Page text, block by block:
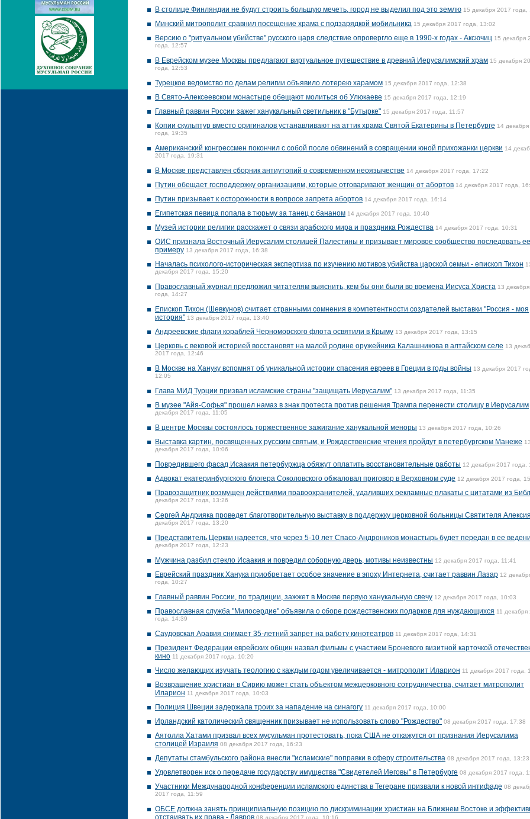
В столице Финляндии не будут строить большую мечеть, город не выделил под это землю 15 декабря 2017 года,
Минский митрополит сравнил посещение храма с подзарядкой мобильника 15 декабря 2017 года, 13:02
Версию о "ритуальном убийстве" русского царя следствие опровергло еще в 1990-х годах - Аксючиц 15 декабря
года, 12:57
В Еврейском музее Москвы предлагают виртуальное путешествие в древний Иерусалимский храм 15 декабря
года, 12:53
Турецкое ведомство по делам религии объявило лотерею харамом 15 декабря 2017 года, 12:38
В Свято-Алексеевском монастыре обещают молиться об Улюкаеве 15 декабря 2017 года, 12:19
Главный раввин России зажег ханукальный светильник в "Бутырке" 15 декабря 2017 года, 11:57
Копии скульптур вместо оригиналов устанавливают на аттик храма Святой Екатерины в Петербурге 14
года, 19:35
Американский конгрессмен покончил с собой после обвинений в совращении юной прихожанки церкви 14
2017 года, 19:31
В Москве представлен сборник антиутопий о современном неоязычестве 14 декабря 2017 года, 17:22
Путин обещает господдержку организациям, которые отговаривают женщин от абортов 14 декабря 2017 года,
Путин призывает к осторожности в вопросе запрета абортов 14 декабря 2017 года, 16:14
Египетская певица попала в тюрьму за танец с бананом 14 декабря 2017 года, 10:40
Музей истории религии расскажет о связи арабского мира и праздника Рождества 14 декабря 2017 года, 10:31
ОИС признала Восточный Иерусалим столицей Палестины и призывает мировое сообщество последовать ее
примеру 13 декабря 2017 года, 16:38
Началась психолого-историческая экспертиза по изучению мотивов убийства царской семьи - епископ Тихон
декабря 2017 года, 15:20
Православный журнал предложил читателям выяснить, кем бы они были во времена Иисуса Христа 13
года, 14:27
Епископ Тихон (Шевкунов) считает странными сомнения в компетентности создателей выставки "Россия - моя
история" 13 декабря 2017 года, 13:40
Андреевские флаги кораблей Черноморского флота освятили в Крыму 13 декабря 2017 года, 13:15
Церковь с вековой историей восстановят на малой родине оружейника Калашникова в алтайском селе 13
2017 года, 12:46
В Москве на Хануку вспомнят об уникальной истории спасения евреев в Греции в годы войны 13 декабря 2017
12:05
Глава МИД Турции призвал исламские страны "защищать Иерусалим" 13 декабря 2017 года, 11:35
В музее "Айя-Софья" прошел намаз в знак протеста против решения Трампа перенести столицу в Иерусалим
декабря 2017 года, 11:05
В центре Москвы состоялось торжественное зажигание ханукальной меноры 13 декабря 2017 года, 10:26
Выставка картин, посвященных русским святым, и Рождественские чтения пройдут в петербургском Манеже 13
декабря 2017 года, 10:06
Повредившего фасад Исаакия петербуржца обяжут оплатить восстановительные работы 12 декабря 2017 года,
Адвокат екатеринбургского блогера Соколовского обжаловал приговор в Верховном суде 12 декабря 2017 года,
Правозащитник возмущен действиями правоохранителей, удаливших рекламные плакаты с цитатами из
декабря 2017 года, 13:26
Сергей Андрияка проведет благотворительную выставку в поддержку церковной больницы Святителя Алексия
декабря 2017 года, 13:20
Представитель Церкви надеется, что через 5-10 лет Спасо-Андроников монастырь будет передан в ее
декабря 2017 года, 12:23
Мужчина разбил стекло Исаакия и повредил соборную дверь, мотивы неизвестны 12 декабря 2017 года, 11:41
Еврейский праздник Ханука приобретает особое значение в эпоху Интернета, считает раввин Лазар 12
года, 10:27
Главный раввин России, по традиции, зажжет в Москве первую ханукальную свечу 12 декабря 2017 года, 10:03
Православная служба "Милосердие" объявила о сборе рождественских подарков для нуждающихся 11 декабря
года, 14:39
Саудовская Аравия снимает 35-летний запрет на работу кинотеатров 11 декабря 2017 года, 14:31
Президент Федерации еврейских общин назвал фильмы с участием Броневого визитной карточкой
кино 11 декабря 2017 года, 10:20
Число желающих изучать теологию с каждым годом увеличивается - митрополит Иларион 11 декабря 2017 года,
Возвращение христиан в Сирию может стать объектом межцерковного сотрудничества, считает митрополит
Иларион 11 декабря 2017 года, 10:03
Полиция Швеции задержала троих за нападение на синагогу 11 декабря 2017 года, 10:00
Ирландский католический священник призывает не использовать слово "Рождество" 08 декабря 2017 года, 17:38
Аятолла Хатами призвал всех мусульман протестовать, пока США не откажутся от признания Иерусалима
столицей Израиля 08 декабря 2017 года, 16:23
Депутаты стамбульского района внесли "исламские" поправки в сферу строительства 08 декабря 2017 года, 13:23
Удовлетворен иск о передаче государству имущества "Свидетелей Иеговы" в Петербурге 08 декабря 2017 года,
Участники Международной конференции исламского единства в Тегеране призвали к новой интифаде 08
2017 года, 11:59
ОБСЕ должна занять принципиальную позицию по дискриминации христиан на Ближнем Востоке и
отстаивать их права - Лавров 08 декабря 2017 года, 10:16